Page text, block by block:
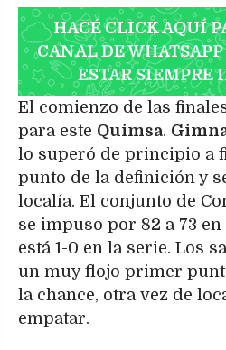
HACÉ CLICK AQUÍ
CANAL DE
ESTAR SIEMPRE
El comienzo de las
para este Quimsa.
lo superó de principio a
punto de la definición y
localía. El conjunto de
se impuso por 82 a 73
está 1-0 en la serie. Los
un muy flojo primer
la chance, otra vez de
empatar.